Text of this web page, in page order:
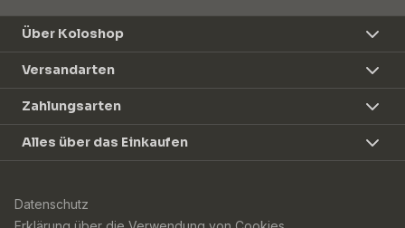
Über Koloshop
Versandarten
Zahlungsarten
Alles über das Einkaufen
Datenschutz